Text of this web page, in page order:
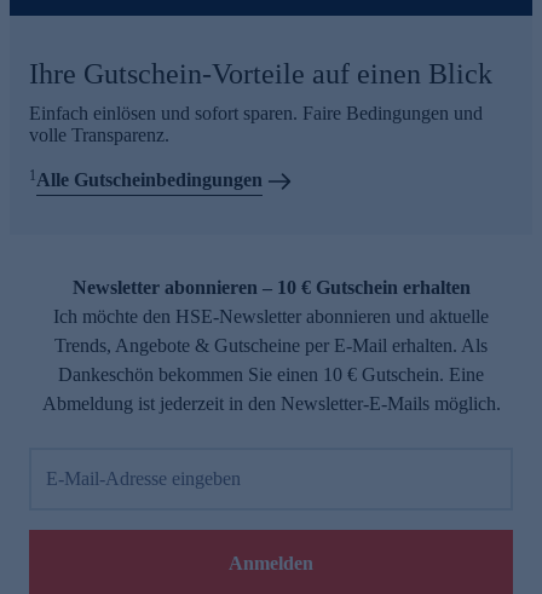
Ihre Gutschein-Vorteile auf einen Blick
Einfach einlösen und sofort sparen. Faire Bedingungen und
volle Transparenz.
1Alle Gutscheinbedingungen
Newsletter abonnieren – 10 € Gutschein erhalten
Ich möchte den HSE-Newsletter abonnieren und aktuelle
Trends, Angebote & Gutscheine per E-Mail erhalten. Als
Dankeschön bekommen Sie einen 10 € Gutschein. Eine
Abmeldung ist jederzeit in den Newsletter-E-Mails möglich.
E-Mail-Adresse eingeben
Anmelden